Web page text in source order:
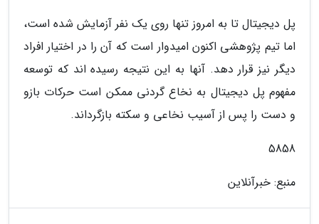
پل دیجیتال تا به امروز تنها روی یک نفر آزمایش شده است،
اما تیم پژوهشی اکنون امیدوار است که آن را در اختیار افراد
دیگر نیز قرار دهد. آنها به این نتیجه رسیده اند که توسعه
مفهوم پل دیجیتال به نخاع گردنی ممکن است حرکات بازو
و دست را پس از آسیب نخاعی و سکته بازگرداند.
5858
منبع: خبرآنلاین